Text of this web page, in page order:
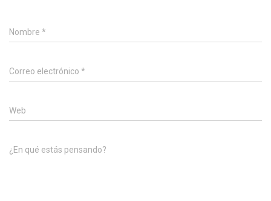
Nombre *
Correo electrónico *
Web
¿En qué estás pensando?